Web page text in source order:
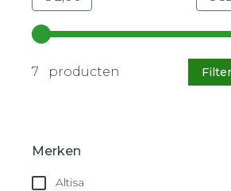
Gebruik de pijltjestoetsen
7 producten
Merken
Altisa